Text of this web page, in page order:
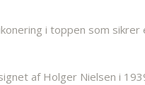
i toppen som
af Holger Nielsen i